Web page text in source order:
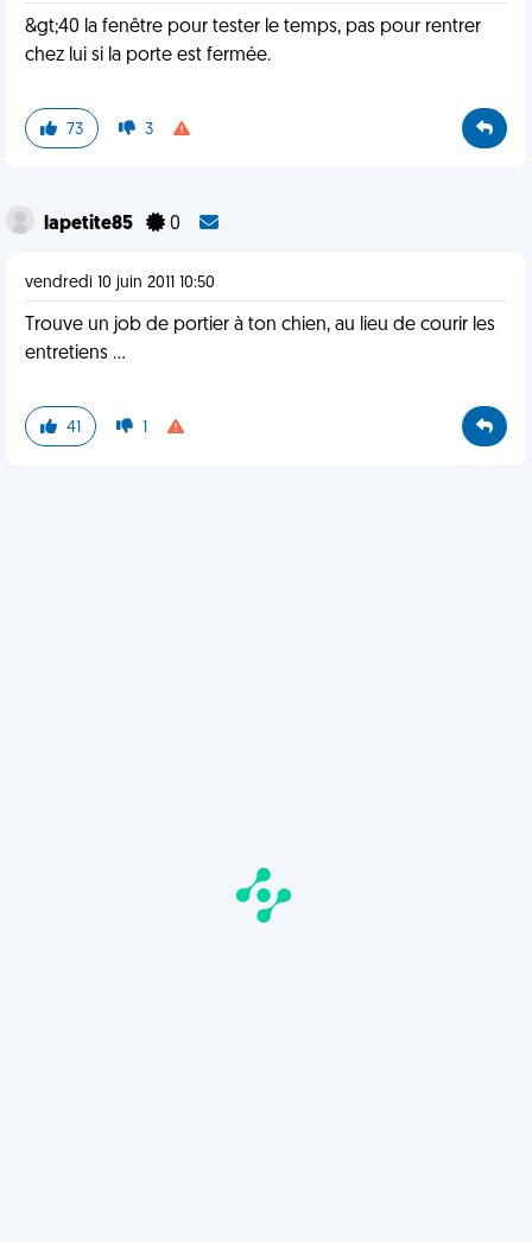
&gt;40 la fenêtre pour tester le temps, pas pour rentrer
chez lui si la porte est fermée.
73 3
lapetite85 0
vendredi 10 juin 2011 10:50
Trouve un job de portier à ton chien, au lieu de courir les
entretiens ...
41 1